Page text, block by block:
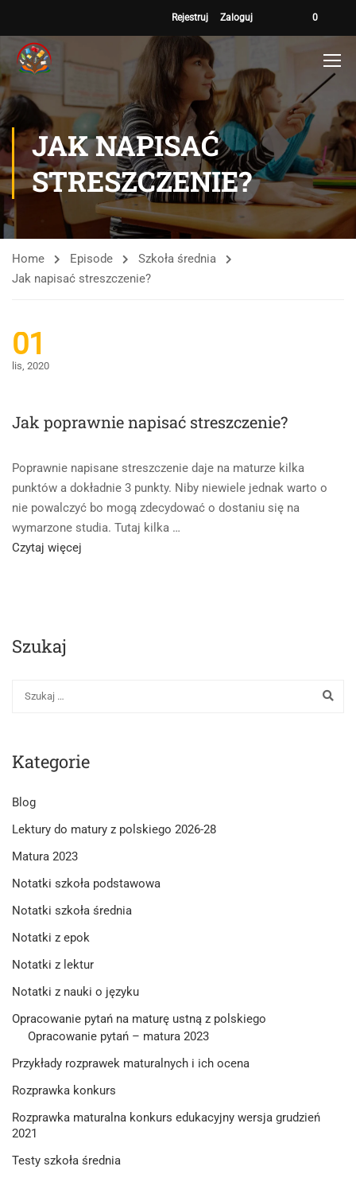
Rejestruj Zaloguj 0
JAK NAPISAĆ
STRESZCZENIE?
Home Episode
Szkoła średnia
Jak napisać streszczenie?
01
lis, 2020
Jak poprawnie napisać streszczenie?
Poprawnie napisane streszczenie daje na maturze kilka
punktów a dokładnie 3 punkty. Niby niewiele jednak warto o
nie powalczyć bo mogą zdecydować o dostaniu się na
wymarzone studia. Tutaj kilka …
Read
napisać
Czytaj więcej
Szukaj
Kategorie
Blog
Lektury do matury z polskiego 2026-28
Matura 2023
Notatki szkoła podstawowa
Notatki szkoła średnia
Notatki z epok
Notatki z lektur
Notatki z nauki o języku
Opracowanie pytań na maturę ustną z polskiego
Opracowanie pytań – matura 2023
Przykłady rozprawek maturalnych i ich ocena
Rozprawka konkurs
Rozprawka maturalna konkurs edukacyjny wersja grudzień
2021
Testy szkoła średnia